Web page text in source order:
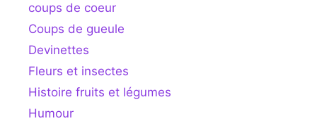
coups de coeur
Coups de gueule
Devinettes
Fleurs et insectes
Histoire fruits et légumes
Humour